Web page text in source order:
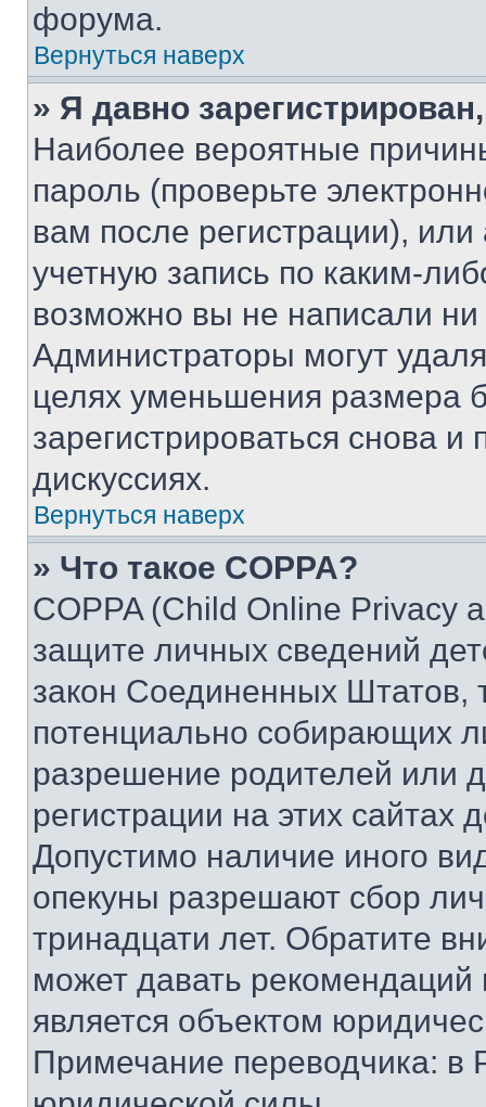
форума.
Вернуться наверх
» Я давно
Наиболее вероятные
пароль (проверьте
вам после регистрации),
учетную запись по каким-
возможно вы не написали
Администраторы могут
целях уменьшения размера
зарегистрироваться снова и
дискуссиях.
Вернуться наверх
» Что такое COPPA?
COPPA (Child Online Privacy
защите личных сведений
закон Соединенных Штатов,
потенциально собирающих
разрешение родителей или
регистрации на этих сайтах
Допустимо наличие иного
опекуны разрешают сбор
тринадцати лет. Обратите
может давать
является объектом
Примечание переводчика: в